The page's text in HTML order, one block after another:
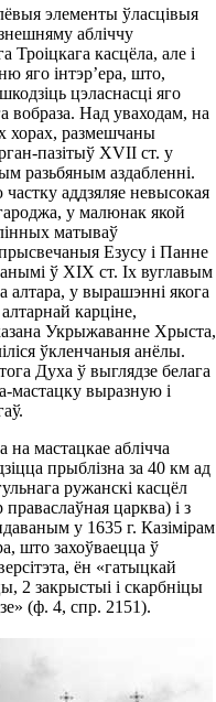
элементы ўласцівыя
абліччу
Троіцкага касцёла, але і
яго інтэр’ера, што,
цэласнасці яго
вобраза. Над уваходам, на
хорах, размешчаны
пазітыў ХVІІ ст. у
разьбяным аздабленні.
аддзяляе невысокая
у малюнак якой
матываў
Езусу і Панне
ў ХІХ ст. Іх вуглавым
алтара, у вырашэнні якога
карціне,
Укрыжаванне Хрыста,
ўкленчаныя анёлы.
Духа ў выглядзе белага
мастацку выразную і
на мастацкае аблічча
прыблізна за 40 км ад
ружанскі касцёл
царква) і з
у 1635 г. Казімірам
што захоўваецца ў
ён «гатыцкай
2 закрыстыі і скарбніцы
(ф. 4, спр. 2151).